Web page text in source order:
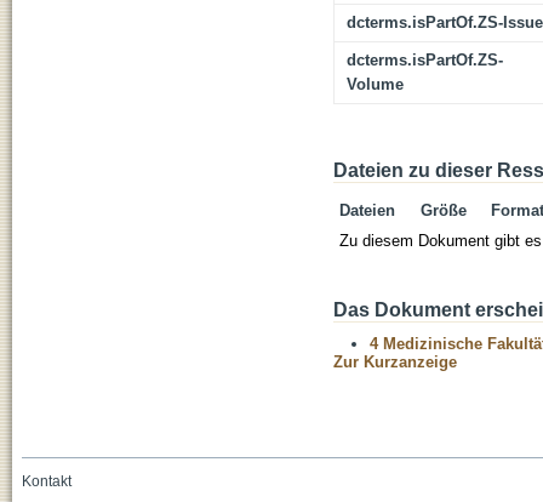
dcterms.isPartOf.ZS-Issue
dcterms.isPartOf.ZS-
Volume
Dateien zu dieser
Dateien Größe
Format
Zu diesem Dokument gibt
Das Dokument
4 Medizinische
Zur Kurzanzeige
Kontakt